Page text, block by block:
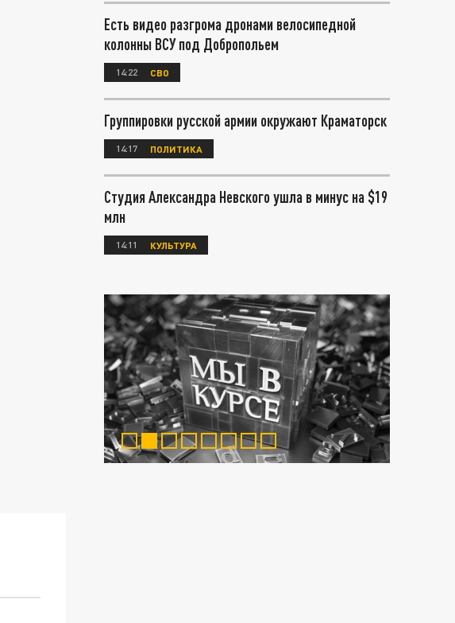
Есть видео разгрома дронами велосипедной
колонны ВСУ под Добропольем
14:22 СВО
Группировки русской армии окружают Краматорск
14:17 ПОЛИТИКА
Студия Александра Невского ушла в минус на $19
млн
14:11 КУЛЬТУРА